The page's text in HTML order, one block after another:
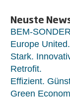
Neuste
BEM-
Europe United.
Stark.
Retrofit.
Effizient.
Green